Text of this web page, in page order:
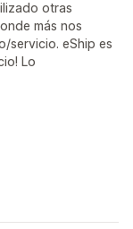
otras
más nos
servicio. eShip es
Lo